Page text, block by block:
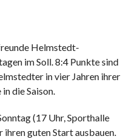
Helmstedt-
im Soll. 8:4 Punkte sind
in vier Jahren ihrer
die Saison.
(17 Uhr, Sporthalle
guten Start ausbauen.